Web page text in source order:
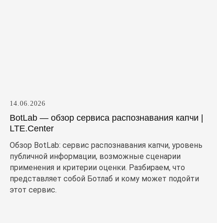
14.06.2026
BotLab — обзор сервиса распознавания капчи |
LTE.Center
Обзор BotLab: сервис распознавания капчи, уровень
публичной информации, возможные сценарии
применения и критерии оценки. Разбираем, что
представляет собой Ботлаб и кому может подойти
этот сервис.